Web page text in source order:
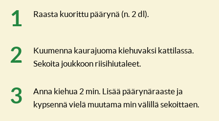
Raasta kuorittu päärynä (n. 2 dl).
Kuumenna kaurajuoma kiehuvaksi kattilassa.
Sekoita joukkoon riisihiutaleet.
Anna kiehua 2 min. Lisää päärynäraaste ja
kypsennä vielä muutama min välillä sekoittaen.